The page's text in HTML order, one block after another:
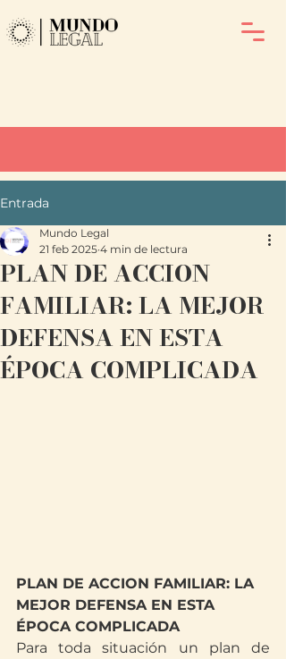
Entrada
PLAN DE ACCION
FAMILIAR: LA MEJOR
DEFENSA EN ESTA
ÉPOCA COMPLICADA
Mundo Legal
21 feb 2025 4 min de lectura
PLAN DE ACCION FAMILIAR: LA
MEJOR DEFENSA EN ESTA
ÉPOCA COMPLICADA
Para toda situación un plan de